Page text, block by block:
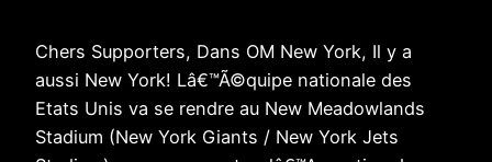
Chers Supporters, Dans OM New York, Il y a
aussi New York! Lâ€™Ã©quipe nationale des
Etats Unis va se rendre au New Meadowlands
Stadium (New York Giants / New York Jets